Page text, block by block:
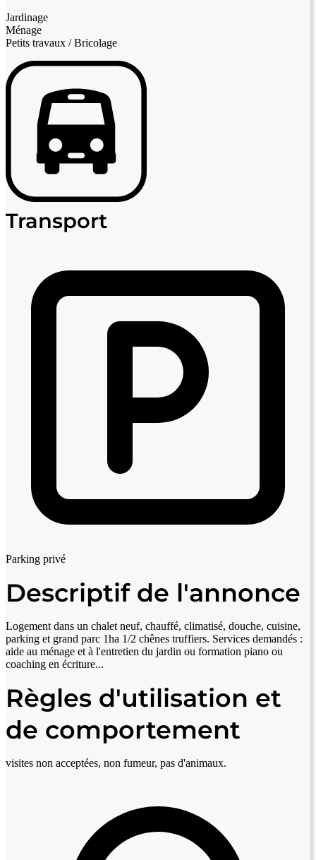
Jardinage
Ménage
Petits travaux / Bricolage
Transport
Parking privé
Descriptif de l'annonce
Logement dans un chalet neuf, chauffé, climatisé, douche, cuisine,
parking et grand parc 1ha 1/2 chênes truffiers. Services demandés :
aide au ménage et à l'entretien du jardin ou formation piano ou
coaching en écriture...
Règles d'utilisation et
de comportement
visites non acceptées, non fumeur, pas d'animaux.